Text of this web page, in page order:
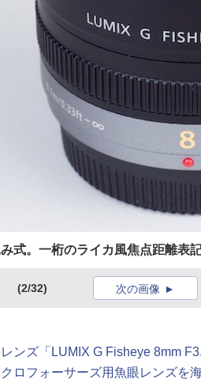
式。一桁のライカ風焦点距離表
(2/32) 次の画像
ンズ「LUMIX G Fisheye 8mm
ロフォーサーズ用魚眼レンズを